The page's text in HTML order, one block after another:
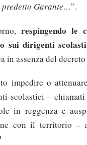
Garante…”.
respingendo le
sui dirigenti
in assenza del
impedire o
scolastici – chiamati
in reggenza e
con il territorio –